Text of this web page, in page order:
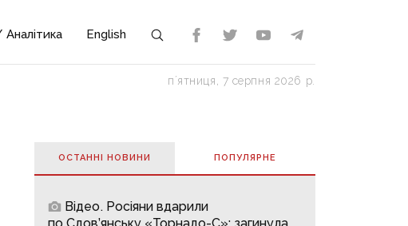
English
пʼятниця, 7 серпня 2026 р.
ОСТАННІ НОВИНИ ПОПУЛЯРНE
Відео. Росіяни вдарили